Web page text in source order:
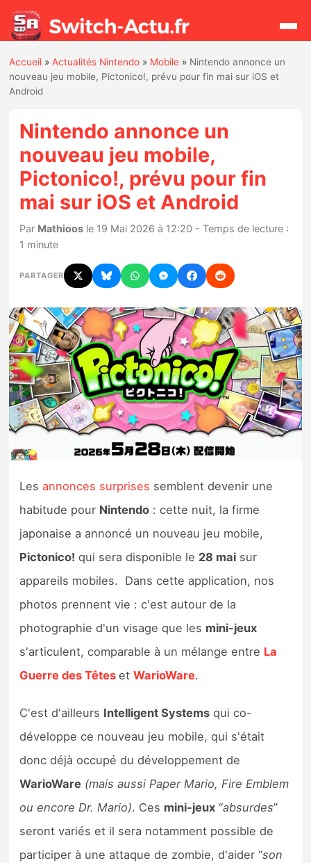
Rechercher
Actualités
Jeux
Hardware
Mises à jour
Chiffres de ventes
Rumeurs
Nintendo Direct
Tests et previews
Tests de jeux
Tests d’accessoires
Autres tests
Previews
Précommandes
Précommandes jeux Switch 2
Sorties de jeux
Bons plans
Guides
Accueil »Actualités Nintendo » Mobile » Nintendo annonce un
nouveau jeu mobile, Pictonico!, prévu pour fin mai sur iOS et
Android
Nintendo annonce un
nouveau jeu mobile,
Pictonico!, prévu pour fin
mai sur iOS et Android
Par Mathioos le 19 Mai 2026 à 12:20 - Temps de lecture :
1 minute
PARTAGER
Lesannonces surprises semblent devenir une
habitude pour Nintendo : cette nuit, la firme
japonaise a annoncé un nouveau jeu mobile,
Pictonico! qui sera disponible le 28 mai sur
appareils mobiles. Dans cette application, nos
photos prennent vie : c'est autour de la
photographie d'un visage que les mini-jeux
s'articulent, comparable à un mélange entre La
Guerre des Têtes etWarioWare.
C'est d'ailleurs Intelligent Systems qui co-
développe ce nouveau jeu mobile, qui s'était
donc déjà occupé du développement de
WarioWare (mais aussi Paper Mario, Fire Emblem
ou encore Dr. Mario). Ces mini-jeux “absurdes”
seront variés et il sera notamment possible de
participer à une attaque de zombie, d'aider “son